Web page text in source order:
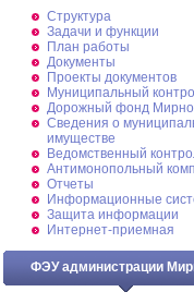
Структура
Задачи и функции
План работы
Документы
Проекты документов
Муниципальный
Дорожный фонд
Cведения о
имуществе
Ведомственный
Антимонопольный
Отчеты
Информационные
Защита информации
Интернет-приемная
ФЭУ администрации